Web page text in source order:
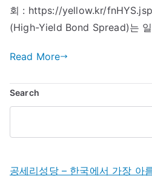
회 : https://yellow.kr/
(High-Yield Bond Spread)는
Read More
Search
공세리성당 – 한국에서 가장 아